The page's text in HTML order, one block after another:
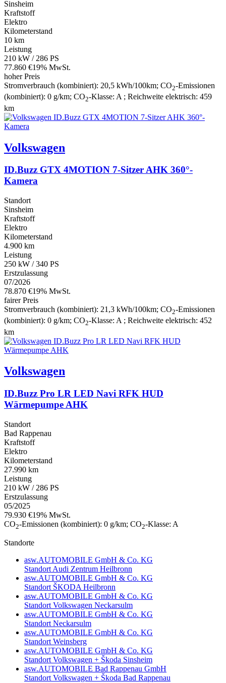
Sinsheim
Kraftstoff
Elektro
Kilometerstand
10 km
Leistung
210 kW / 286 PS
77.860 €19% MwSt.
hoher Preis
Stromverbrauch (kombiniert): 20,5 kWh/100km; CO2-Emissionen
(kombiniert): 0 g/km; CO2-Klasse: A ; Reichweite elektrisch: 459
km
Volkswagen
ID.Buzz GTX 4MOTION 7-Sitzer AHK 360°-
Kamera
Standort
Sinsheim
Kraftstoff
Elektro
Kilometerstand
4.900 km
Leistung
250 kW / 340 PS
Erstzulassung
07/2026
78.870 €19% MwSt.
fairer Preis
Stromverbrauch (kombiniert): 21,3 kWh/100km; CO2-Emissionen
(kombiniert): 0 g/km; CO2-Klasse: A ; Reichweite elektrisch: 452
km
Volkswagen
ID.Buzz Pro LR LED Navi RFK HUD
Wärmepumpe AHK
Standort
Bad Rappenau
Kraftstoff
Elektro
Kilometerstand
27.990 km
Leistung
210 kW / 286 PS
Erstzulassung
05/2025
79.930 €19% MwSt.
CO2-Emissionen (kombiniert): 0 g/km; CO2-Klasse: A
Standorte
asw.AUTOMOBILE GmbH & Co. KG
Standort Audi Zentrum Heilbronn
asw.AUTOMOBILE GmbH & Co. KG
Standort ŠKODA Heilbronn
asw.AUTOMOBILE GmbH & Co. KG
Standort Volkswagen Neckarsulm
asw.AUTOMOBILE GmbH & Co. KG
Standort Neckarsulm
asw.AUTOMOBILE GmbH & Co. KG
Standort Weinsberg
asw.AUTOMOBILE GmbH & Co. KG
Standort Volkswagen + Škoda Sinsheim
asw.AUTOMOBILE Bad Rappenau GmbH
Standort Volkswagen + Škoda Bad Rappenau